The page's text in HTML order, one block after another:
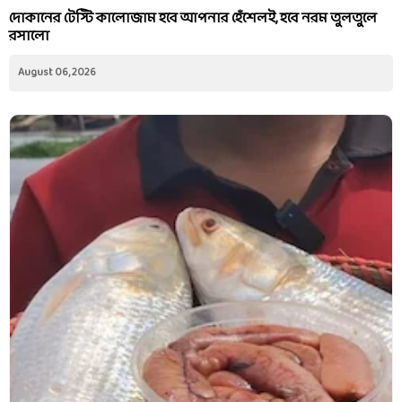
দোকানের টেস্টি কালোজাম হবে আপনার হেঁশেলই, হবে নরম তুলতুলে
রসালো
August 06, 2026